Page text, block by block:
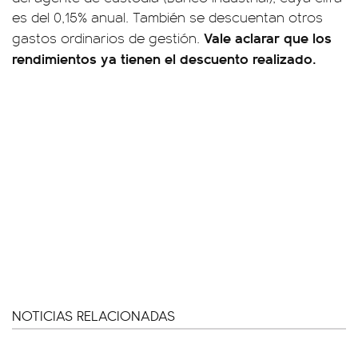
es del 0,15% anual. También se descuentan otros
gastos ordinarios de gestión. Vale aclarar que los
rendimientos ya tienen el descuento realizado.
NOTICIAS RELACIONADAS